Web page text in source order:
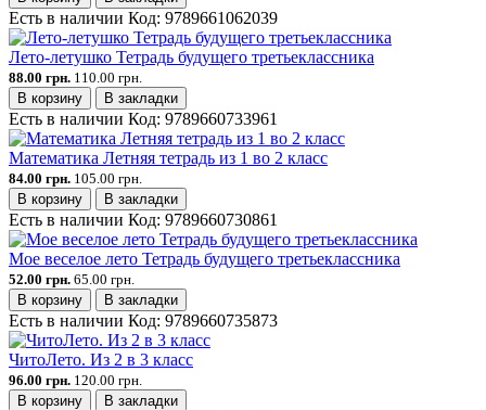
Есть в наличии Код: 9789661062039
Лето-летушко Тетрадь будущего третьеклассника
88.00 грн. 110.00 грн.
В корзину
В закладки
Есть в наличии Код: 9789660733961
Математика Летняя тетрадь из 1 во 2 класс
84.00 грн. 105.00 грн.
В корзину
В закладки
Есть в наличии Код: 9789660730861
Мое веселое лето Тетрадь будущего третьеклассника
52.00 грн. 65.00 грн.
В корзину
В закладки
Есть в наличии Код: 9789660735873
ЧитоЛето. Из 2 в 3 класс
96.00 грн. 120.00 грн.
В корзину
В закладки